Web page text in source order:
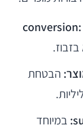
הבטחת
במיוחד